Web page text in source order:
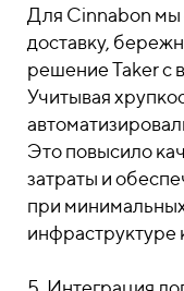
Для Cinnabon мы
доставку,
решение Taker с
Учитывая
Это повысило
затраты и
при
инфраструктуре